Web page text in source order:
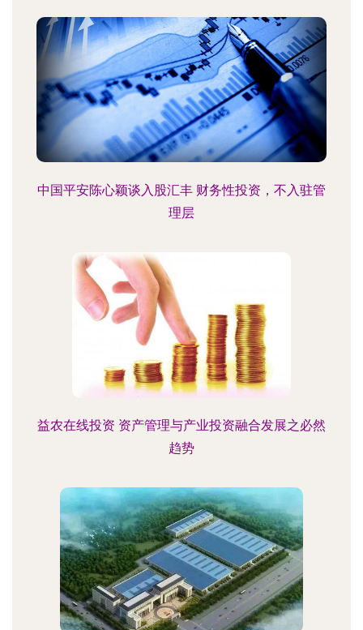
中国平安陈心颖谈入股汇丰 财务性投资，不入驻管
理层
益农在线投资 资产管理与产业投资融合发展之必然
趋势